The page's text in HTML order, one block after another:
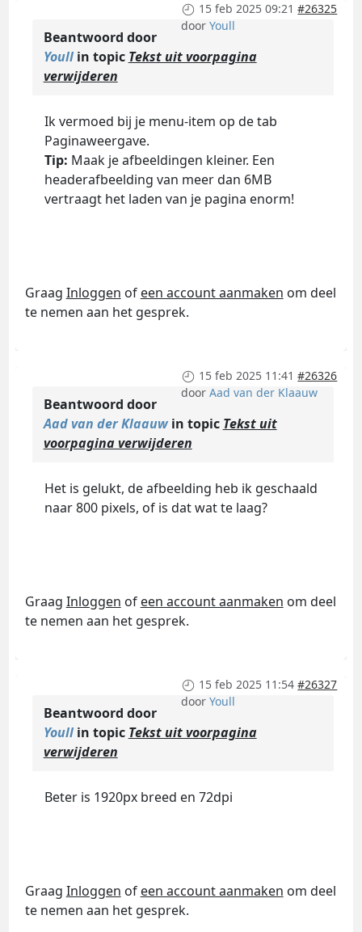
15 feb 2025 09:21 #26325
doorYoull
Beantwoord door
Youllin topic Tekst uit voorpagina
verwijderen
Ik vermoed bij je menu-item op de tab
Paginaweergave.
Tip: Maak je afbeeldingen kleiner. Een
headerafbeelding van meer dan 6MB
vertraagt het laden van je pagina enorm!
Graag Inloggen of een account aanmaken om deel
te nemen aan het gesprek.
15 feb 2025 11:41 #26326
doorAad van der Klaauw
Beantwoord door
Aad van der Klaauwin topic Tekst uit
voorpagina verwijderen
Het is gelukt, de afbeelding heb ik geschaald
naar 800 pixels, of is dat wat te laag?
Graag Inloggen of een account aanmaken om deel
te nemen aan het gesprek.
15 feb 2025 11:54 #26327
doorYoull
Beantwoord door
Youllin topic Tekst uit voorpagina
verwijderen
Beter is 1920px breed en 72dpi
Graag Inloggen of een account aanmaken om deel
te nemen aan het gesprek.